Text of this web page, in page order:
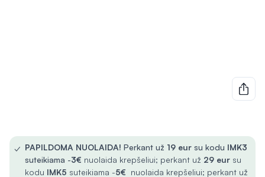
✓ PAPILDOMA NUOLAIDA! Perkant už 19 eur su kodu IMK3
suteikiama -3€ nuolaida krepšeliui; perkant už 29 eur su
kodu IMK5 suteikiama -5€ nuolaida krepšeliui; perkant už